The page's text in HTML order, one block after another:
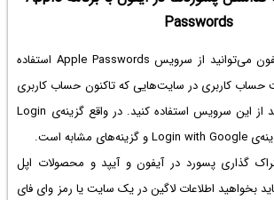
Passwords
می‌توانید از سرویس Apple Passwords استفاده
حساب کاربری در سایت‌هایی که تاکنون حساب کاربری
نساخته‌اید هم می‌توانید از این سرویس استفاده کنید. در واقع گزینه‌ی Login
گذاری پسورد در آیفون و آیپد و محصولات اپل
بخواهید اطلاعات لاگین در یک سایت یا رمز وای فای